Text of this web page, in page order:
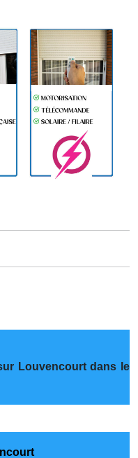
Louvencourt dans le